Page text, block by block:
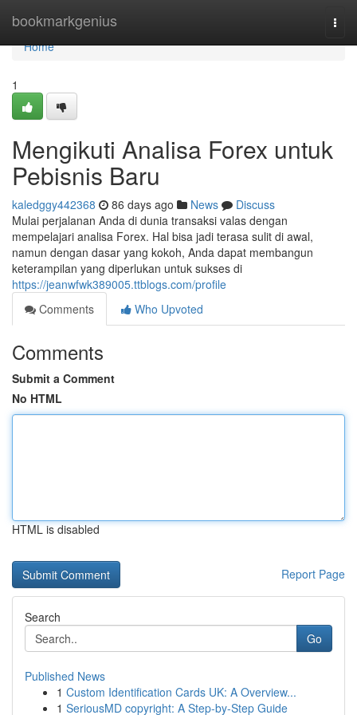
bookmarkgenius
Home
Home
1
Mengikuti Analisa Forex untuk
Pebisnis Baru
kaledggy442368 86 days ago News
Discuss
Mulai perjalanan Anda di dunia transaksi valas dengan
mempelajari analisa Forex. Hal bisa jadi terasa sulit di awal,
namun dengan dasar yang kokoh, Anda dapat membangun
keterampilan yang diperlukan untuk sukses di
https://jeanwfwk389005.ttblogs.com/profile
Comments
Who Upvoted
Comments
Submit a Comment
No HTML
HTML is disabled
Report Page
Search
Go
Published News
1 Custom Identification Cards UK: A Overview...
1 SeriousMD copyright: A Step-by-Step Guide